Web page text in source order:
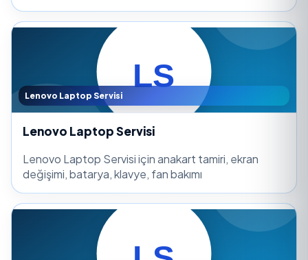
Lenovo Laptop Servisi
Lenovo Laptop Servisi
Lenovo Laptop Servisi için anakart tamiri, ekran
değişimi, batarya, klavye, fan bakımı